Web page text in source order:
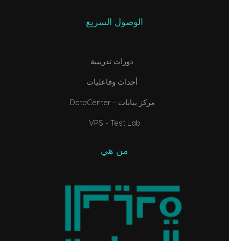
الوصول السريع
دورات تدريبية
أحداث وفاعليات
DataCenter - مركز بيانات
VPS - Test Lab
من هي